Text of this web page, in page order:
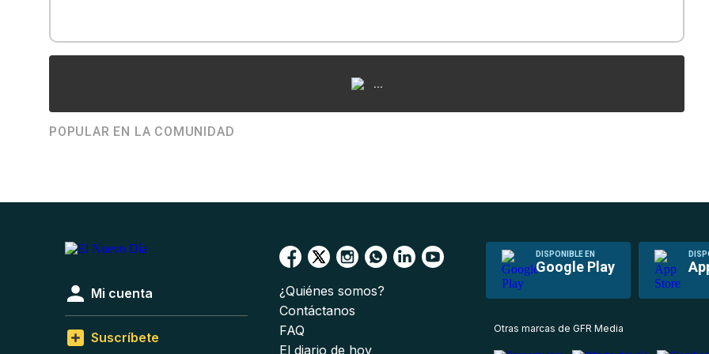
...
POPULAR EN LA COMUNIDAD
DISPONIBLE EN
Google Play
Mi cuenta
Suscríbete
¿Quiénes somos?
Contáctanos
FAQ
El diario de hoy
Otras marcas de GFR Media